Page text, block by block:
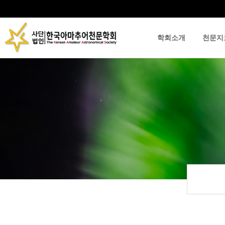
학회소개 천문
하위분류 하위분류